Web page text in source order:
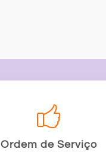
Ordem de Serviço